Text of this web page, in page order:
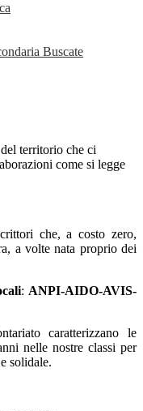
Buscate
territorio che ci
come si legge
che, a costo zero,
a volte nata proprio dei
: ANPI-AIDO-AVIS-
caratterizzano le
nelle nostre classi per
solidale.